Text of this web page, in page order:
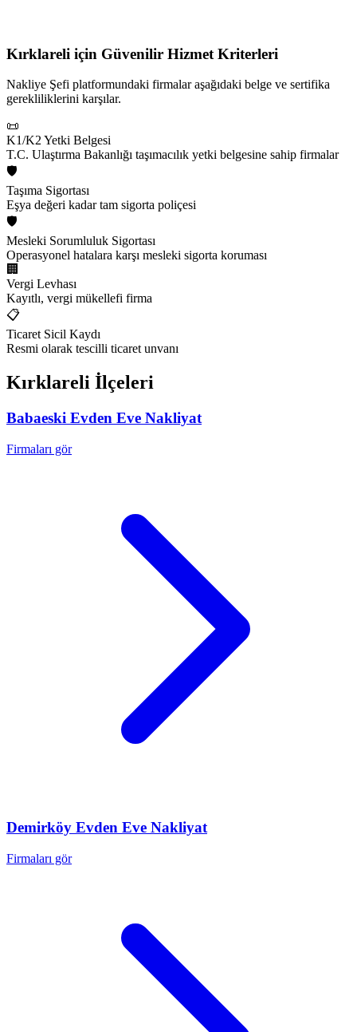
Kırklareli için Güvenilir Hizmet Kriterleri
Nakliye Şefi platformundaki firmalar aşağıdaki belge ve sertifika
gerekliliklerini karşılar.
📜
K1/K2 Yetki Belgesi
T.C. Ulaştırma Bakanlığı taşımacılık yetki belgesine sahip firmalar
🛡️
Taşıma Sigortası
Eşya değeri kadar tam sigorta poliçesi
🛡️
Mesleki Sorumluluk Sigortası
Operasyonel hatalara karşı mesleki sigorta koruması
🏢
Vergi Levhası
Kayıtlı, vergi mükellefi firma
📋
Ticaret Sicil Kaydı
Resmi olarak tescilli ticaret unvanı
Kırklareli İlçeleri
Babaeski Evden Eve Nakliyat
Firmaları gör
Demirköy Evden Eve Nakliyat
Firmaları gör